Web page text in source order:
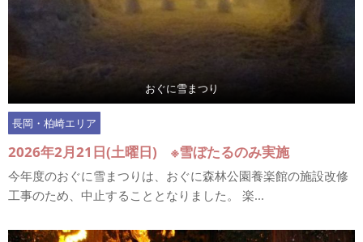
おぐに雪まつり
長岡・柏崎エリア
2026年2月21日(土曜日) ※雪ぼたるのみ実施
今年度のおぐに雪まつりは、おぐに森林公園養楽館の施設改修
工事のため、中止することとなりました。 楽...